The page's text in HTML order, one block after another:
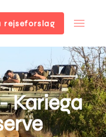
rejseforslag
Kariega